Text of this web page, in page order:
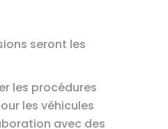
seront les
les procédures
les véhicules
avec des